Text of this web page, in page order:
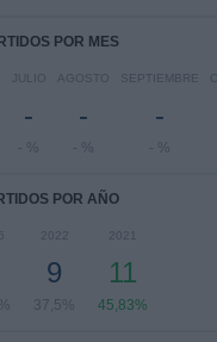
POR MES
JULIO
-
- %
AGOSTO
-
- %
SEPTIEMBRE
-
- %
POR AÑO
2022
9
37,5%
2021
11
45,83%